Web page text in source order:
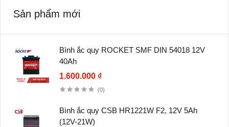
Sản phẩm mới
Bình ắc quy ROCKET SMF DIN 54018 12V
40Ah
1.600.000 ₫
(0)
Bình ắc quy CSB HR1221W F2, 12V 5Ah
(12V-21W)